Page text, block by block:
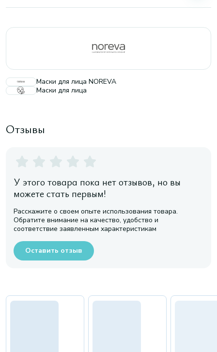
Маски для лица NOREVA
Маски для лица
Отзывы
У этого товара пока нет отзывов, но вы
можете стать первым!
Расскажите о своем опыте использования товара.
Обратите внимание на качество, удобство и
соответствие заявленным характеристикам
Оставить отзыв